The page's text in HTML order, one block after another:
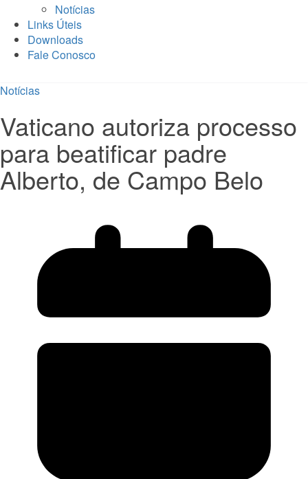
Notícias
Links Úteis
Downloads
Fale Conosco
Notícias
Vaticano autoriza processo
para beatificar padre
Alberto, de Campo Belo